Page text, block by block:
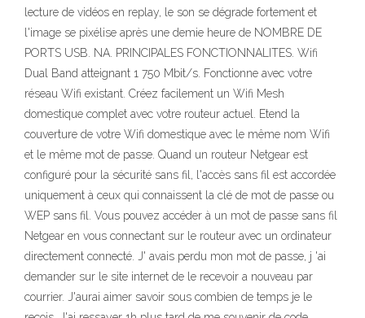
lecture de vidéos en replay, le son se dégrade fortement et
l'image se pixélise après une demie heure de NOMBRE DE
PORTS USB. NA. PRINCIPALES FONCTIONNALITES. Wifi
Dual Band atteignant 1 750 Mbit/s. Fonctionne avec votre
réseau Wifi existant. Créez facilement un Wifi Mesh
domestique complet avec votre routeur actuel. Etend la
couverture de votre Wifi domestique avec le même nom Wifi
et le même mot de passe. Quand un routeur Netgear est
configuré pour la sécurité sans fil, l'accès sans fil est accordée
uniquement à ceux qui connaissent la clé de mot de passe ou
WEP sans fil. Vous pouvez accéder à un mot de passe sans fil
Netgear en vous connectant sur le routeur avec un ordinateur
directement connecté. J' avais perdu mon mot de passe, j 'ai
demander sur le site internet de le recevoir a nouveau par
courrier. J'aurai aimer savoir sous combien de temps je le